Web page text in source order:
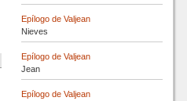
Epílogo de Valjean
Nieves
Epílogo de Valjean
Jean
Epílogo de Valjean